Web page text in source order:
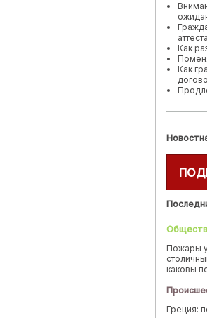
Как
Как
Пожары
каковы
Греция: